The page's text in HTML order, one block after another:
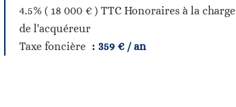
4.5% ( 18 000 € ) TTC Honoraires à la charge
de l'acquéreur
Taxe foncière
359 € / an